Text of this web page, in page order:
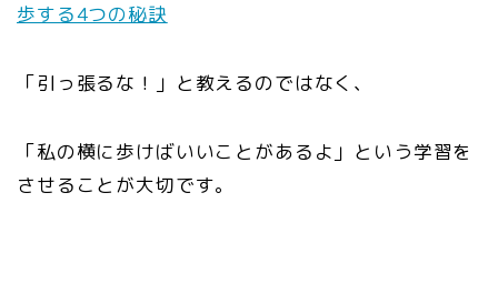
歩する4つの秘訣
「引っ張るな！」と教えるのではなく、
「私の横に歩けばいいことがあるよ」という学習を
させることが大切です。